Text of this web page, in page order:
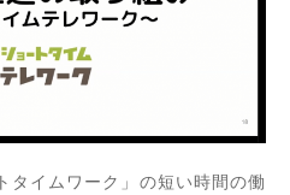
タイムワーク」の短い時間の働